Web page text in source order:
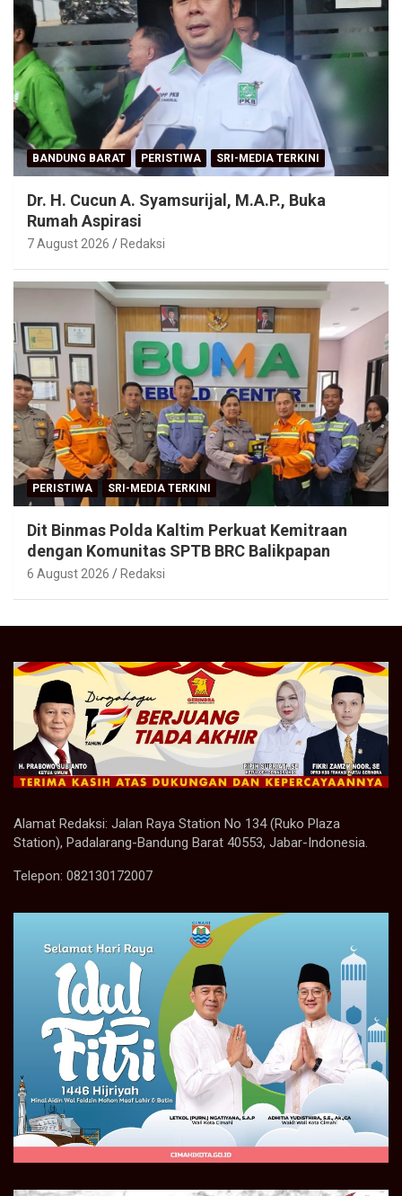
BANDUNG BARAT PERISTIWA SRI-MEDIA TERKINI
Dr. H. Cucun A. Syamsurijal, M.A.P., Buka
Rumah Aspirasi
7 August 2026 Redaksi
PERISTIWA SRI-MEDIA TERKINI
Dit Binmas Polda Kaltim Perkuat Kemitraan
dengan Komunitas SPTB BRC Balikpapan
6 August 2026 Redaksi
Alamat Redaksi: Jalan Raya Station No 134 (Ruko Plaza
Station), Padalarang-Bandung Barat 40553, Jabar-Indonesia.
Telepon: 082130172007